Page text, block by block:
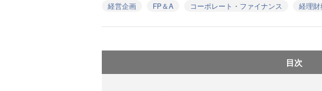
経営企画 FP＆A コーポレート・ファイナンス 経理財
目次